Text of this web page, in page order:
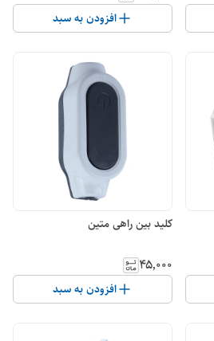
افزودن به سبد
کلید بین راهی متین
۴۵٬۰۰۰
افزودن به سبد